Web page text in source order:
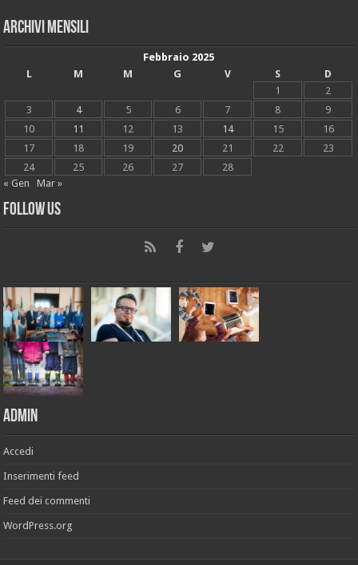
Archivi mensili
Febbraio 2025
L
M M G V S
D
1
2
3
4 5 6 7 8
9
10
11 12 13 14 15
16
17
18 19 20 21 22
23
24
25 26 27
28
« Gen
Mar »
Follow Us
Admin
Accedi
Inserimenti feed
Feed dei commenti
WordPress.org